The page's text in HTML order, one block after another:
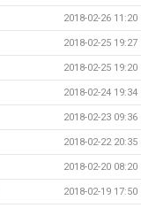
2018-02-26 11:20
2018-02-25 19:27
2018-02-25 19:20
2018-02-24 19:34
2018-02-23 09:36
2018-02-22 20:35
2018-02-20 08:20
2018-02-19 17:50